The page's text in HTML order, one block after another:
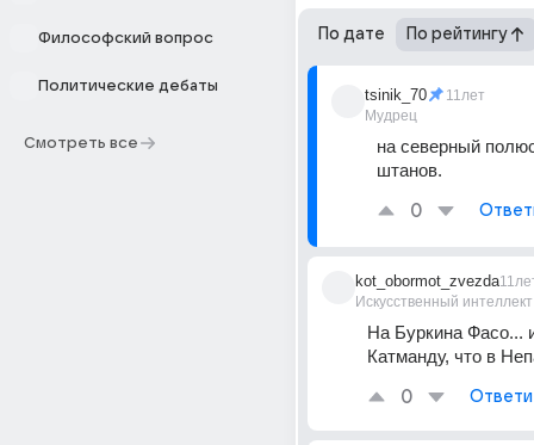
Философский вопрос
Политические дебаты
Смотреть все
По дате По рейтингу
tsinik_70
Мудрец
11лет
на северный
штанов.
0
kot_obormot_zvezda
Искусственный интеллект
На Буркина Фасо...
Катманду, что в
0